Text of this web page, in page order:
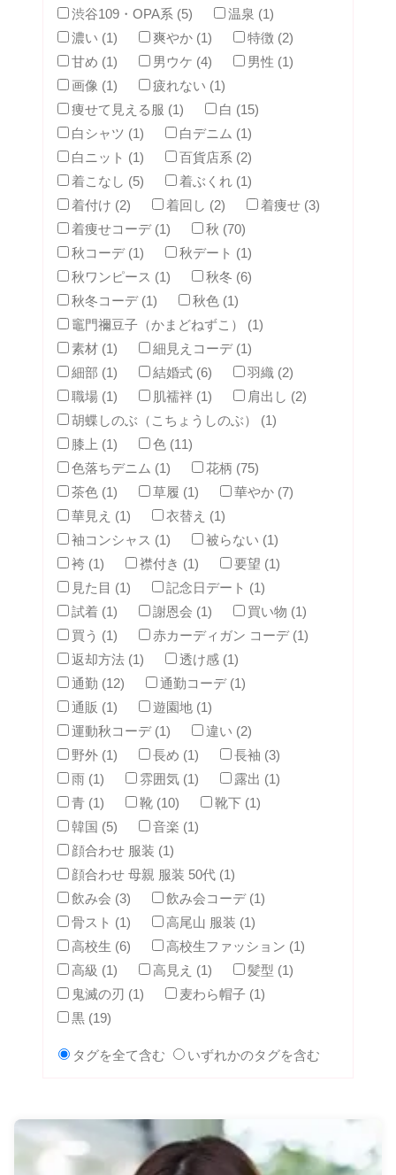
渋谷109・OPA系 (5)
温泉 (1)
濃い (1)
爽やか (1)
特徴 (2)
甘め (1)
男ウケ (4)
男性 (1)
画像 (1)
疲れない (1)
痩せて見える服 (1)
白 (15)
白シャツ (1)
白デニム (1)
白ニット (1)
百貨店系 (2)
着こなし (5)
着ぶくれ (1)
着付け (2)
着回し (2)
着痩せ (3)
着痩せコーデ (1)
秋 (70)
秋コーデ (1)
秋デート (1)
秋ワンピース (1)
秋冬 (6)
秋冬コーデ (1)
秋色 (1)
竈門禰豆子（かまどねずこ） (1)
素材 (1)
細見えコーデ (1)
細部 (1)
結婚式 (6)
羽織 (2)
職場 (1)
肌襦袢 (1)
肩出し (2)
胡蝶しのぶ（こちょうしのぶ） (1)
膝上 (1)
色 (11)
色落ちデニム (1)
花柄 (75)
茶色 (1)
草履 (1)
華やか (7)
華見え (1)
衣替え (1)
袖コンシャス (1)
被らない (1)
袴 (1)
襟付き (1)
要望 (1)
見た目 (1)
記念日デート (1)
試着 (1)
謝恩会 (1)
買い物 (1)
買う (1)
赤カーディガン コーデ (1)
返却方法 (1)
透け感 (1)
通勤 (12)
通勤コーデ (1)
通販 (1)
遊園地 (1)
運動秋コーデ (1)
違い (2)
野外 (1)
長め (1)
長袖 (3)
雨 (1)
雰囲気 (1)
露出 (1)
青 (1)
靴 (10)
靴下 (1)
韓国 (5)
音楽 (1)
顔合わせ 服装 (1)
顔合わせ 母親 服装 50代 (1)
飲み会 (3)
飲み会コーデ (1)
骨スト (1)
高尾山 服装 (1)
高校生 (6)
高校生ファッション (1)
高級 (1)
高見え (1)
髪型 (1)
鬼滅の刃 (1)
麦わら帽子 (1)
黒 (19)
タグを全て含む いずれかのタグを含む